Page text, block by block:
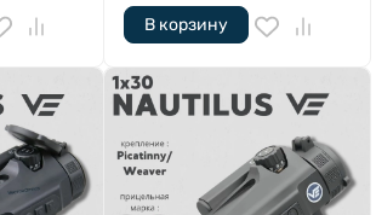
В корзину